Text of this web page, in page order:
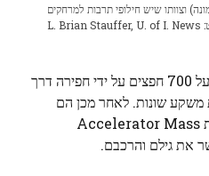
וצוותו שיש חילופי תרבות למרחקים
ארוכים בין הרמה הטיבטית לצפון סין. קרדיט: L. Brian Stauffer, U. of I. News
במחקר הנוכחי, החוקרים חפרו מעל 700 חפצים על ידי חפירה דרך
משקע שונות. לאחר מכן הם
תארכו את הכלים הללו באמצעות Accelerator Mass